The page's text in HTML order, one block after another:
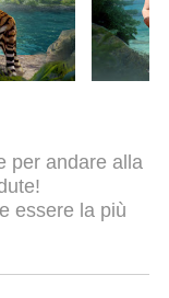
per andare alla
essere la più